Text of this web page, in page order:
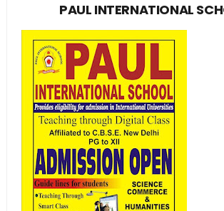
PAUL INTERNATIONAL